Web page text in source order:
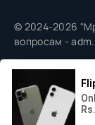
© 2024-2026
вопросам -